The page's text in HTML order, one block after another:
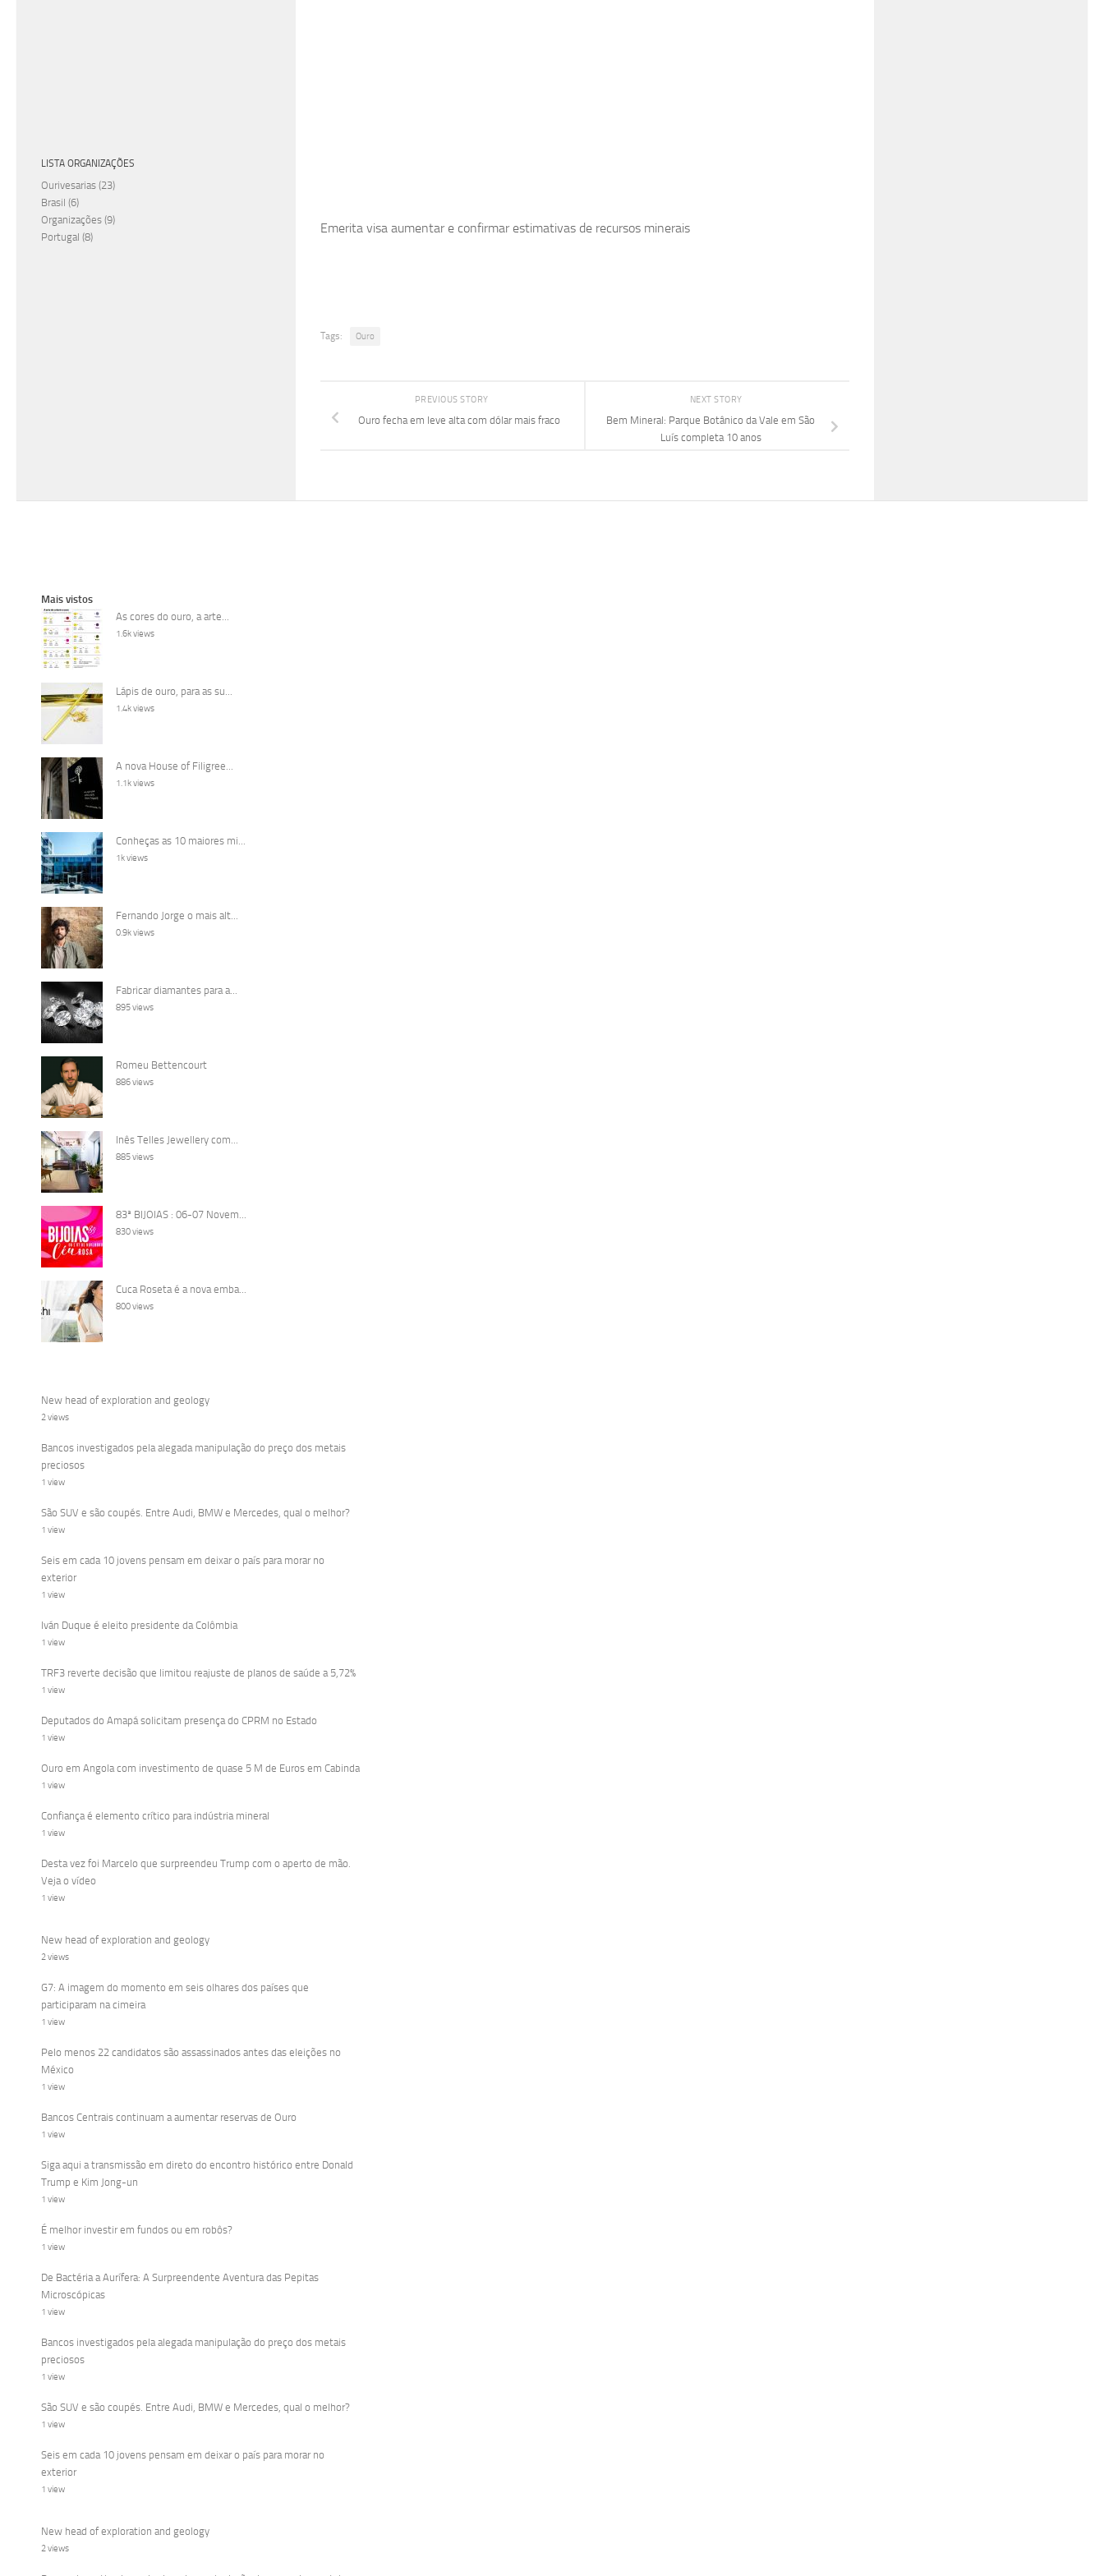
Emerita visa aumentar e confirmar estimativas de recursos minerais
Tags: Ouro
NEXT STORY
Bem Mineral: Parque Botânico da Vale em São
Luís completa 10 anos
PREVIOUS STORY
Ouro fecha em leve alta com dólar mais fraco
LISTA ORGANIZAÇÕES
Ourivesarias (23)
Brasil (6)
Organizações (9)
Portugal (8)
Mais vistos
As cores do ouro, a arte...
1.6k views
Lápis de ouro, para as su...
1.4k views
A nova House of Filigree...
1.1k views
Conheças as 10 maiores mi...
1k views
Fernando Jorge o mais alt...
0.9k views
Fabricar diamantes para a...
895 views
Romeu Bettencourt
886 views
Inês Telles Jewellery com...
885 views
83ª BIJOIAS : 06-07 Novem...
830 views
Cuca Roseta é a nova emba...
800 views
New head of exploration and geology
2 views
Bancos investigados pela alegada manipulação do preço dos metais
preciosos
1 view
São SUV e são coupés. Entre Audi, BMW e Mercedes, qual o melhor?
1 view
Seis em cada 10 jovens pensam em deixar o país para morar no
exterior
1 view
Iván Duque é eleito presidente da Colômbia
1 view
TRF3 reverte decisão que limitou reajuste de planos de saúde a 5,72%
1 view
Deputados do Amapá solicitam presença do CPRM no Estado
1 view
Ouro em Angola com investimento de quase 5 M de Euros em Cabinda
1 view
Confiança é elemento crítico para indústria mineral
1 view
Desta vez foi Marcelo que surpreendeu Trump com o aperto de mão.
Veja o vídeo
1 view
New head of exploration and geology
2 views
G7: A imagem do momento em seis olhares dos países que
participaram na cimeira
1 view
Pelo menos 22 candidatos são assassinados antes das eleições no
México
1 view
Bancos Centrais continuam a aumentar reservas de Ouro
1 view
Siga aqui a transmissão em direto do encontro histórico entre Donald
Trump e Kim Jong-un
1 view
É melhor investir em fundos ou em robôs?
1 view
De Bactéria a Aurífera: A Surpreendente Aventura das Pepitas
Microscópicas
1 view
Bancos investigados pela alegada manipulação do preço dos metais
preciosos
1 view
São SUV e são coupés. Entre Audi, BMW e Mercedes, qual o melhor?
1 view
Seis em cada 10 jovens pensam em deixar o país para morar no
exterior
1 view
New head of exploration and geology
2 views